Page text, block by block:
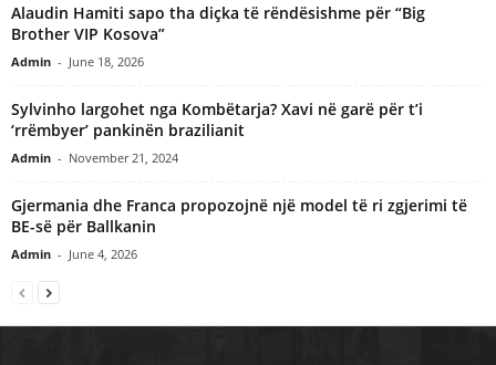
Alaudin Hamiti sapo tha diçka të rëndësishme për “Big
Brother VIP Kosova”
Admin - June 18, 2026
Sylvinho largohet nga Kombëtarja? Xavi në garë për t’i
‘rrëmbyer’ pankinën brazilianit
Admin - November 21, 2024
Gjermania dhe Franca propozojnë një model të ri zgjerimi të
BE-së për Ballkanin
Admin - June 4, 2026